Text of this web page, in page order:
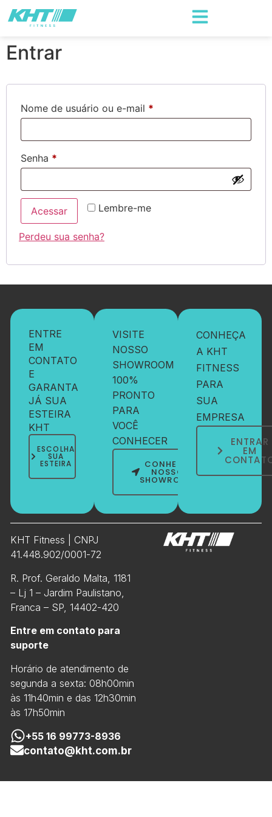
Entrar
Nome de usuário ou e-mail *
Senha *
Lembre-me
Acessar
Perdeu sua senha?
ENTRE
EM
CONTATO
E
GARANTA
JÁ SUA
ESTEIRA
KHT
ESCOLHA
SUA
ESTEIRA
VISITE
NOSSO
SHOWROOM
100%
PRONTO
PARA
VOCÊ
CONHECER
CONHEÇA
NOSSO
SHOWROOM
CONHEÇA
A KHT
FITNESS
PARA
SUA
EMPRESA
ENTRAR
EM
KHT Fitness | CNPJ
41.448.902/0001-72
R. Prof. Geraldo Malta, 1181
– Lj 1 – Jardim Paulistano,
Franca – SP, 14402-420
Entre em contato para
suporte
Horário de atendimento de
segunda a sexta: 08h00min
às 11h40min e das 12h30min
às 17h50min
+55 16 99773-8936
contato@kht.com.br